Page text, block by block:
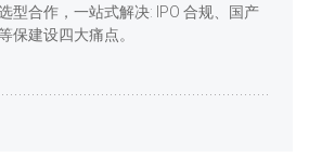
型合作，一站式解决: IPO 合规、国产
保建设四大痛点。